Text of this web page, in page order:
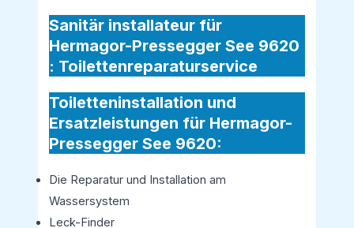
Sanitär installateur für
Hermagor-Pressegger See 9620
: Toilettenreparaturservice
Toiletteninstallation und
Ersatzleistungen für Hermagor-
Pressegger See 9620:
Die Reparatur und Installation am
Wassersystem
Leck-Finder